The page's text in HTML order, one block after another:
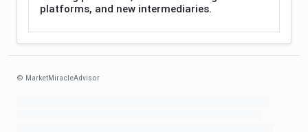
platforms, and new intermediaries.
© MarketMiracleAdvisor